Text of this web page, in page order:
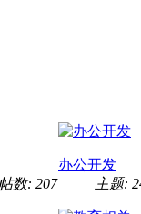
帖数: 207
办公开发
主题: